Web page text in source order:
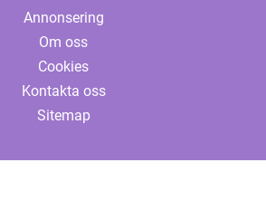
Annonsering
Om oss
Cookies
Kontakta oss
Sitemap